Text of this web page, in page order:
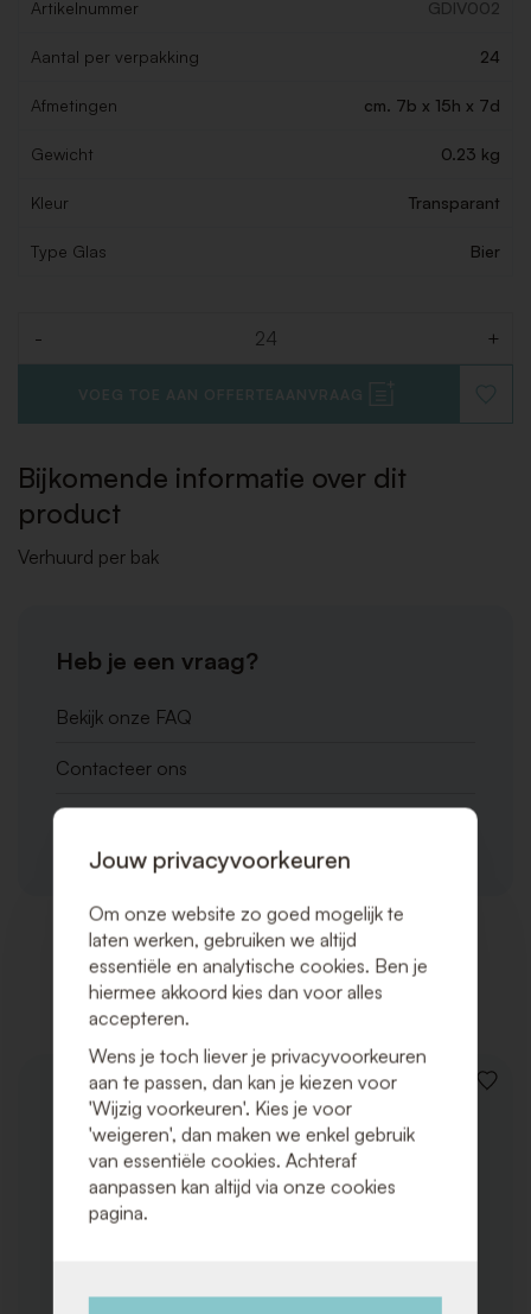
Artikelnummer GDIV002
Aantal per verpakking 24
Afmetingen cm. 7b x 15h x 7d
Gewicht 0.23 kg
Kleur Transparant
Type Glas Bier
- +
VOEG TOE AAN OFFERTEAANVRAAG
TOE
Bijkomende informatie over dit
product
Verhuurd per bak
Heb je een vraag?
Bekijk onze FAQ
Contacteer ons
Bel ons op éen van onze locaties
Gerelateerde producten
VOEG
Jouw privacyvoorkeuren
Om onze website zo goed mogelijk te
laten werken, gebruiken we altijd
essentiële en analytische cookies. Ben je
hiermee akkoord kies dan voor alles
accepteren.
Wens je toch liever je privacyvoorkeuren
aan te passen, dan kan je kiezen voor
'Wijzig voorkeuren'. Kies je voor
'weigeren', dan maken we enkel gebruik
van essentiële cookies. Achteraf
aanpassen kan altijd via onze cookies
pagina.